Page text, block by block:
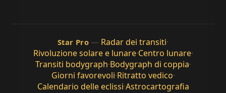
Star Pro — Radar dei transiti·
Rivoluzione solare e lunare·Centro lunare·
Transiti bodygraph·Bodygraph di coppia·
Giorni favorevoli·Ritratto vedico·
Calendario delle eclissi·Astrocartografia